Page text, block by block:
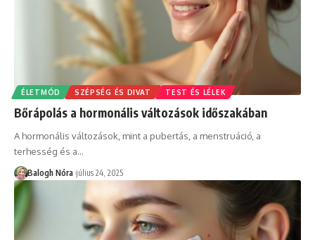
ÉLETMÓD SZÉPSÉG ÉS DIVAT TEST ÉS LÉLEK
Bőrápolás a hormonális változások időszakában
A hormonális változások, mint a pubertás, a menstruáció, a
terhesség és a…
Balogh Nóra július 24, 2025